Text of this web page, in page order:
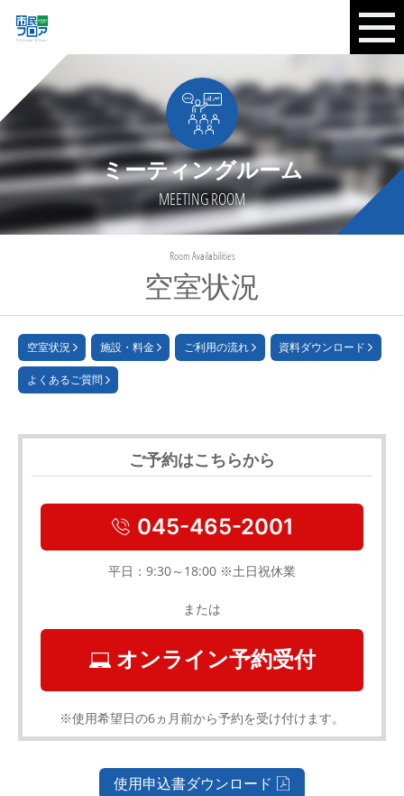
ミーティングルーム
MEETING ROOM
空室状況
Room Availabilities
空室状況 施設・料金 ご利用の流れ 資料ダウンロード
よくあるご質問
ご予約はこちらから
045-465-2001
平日：9:30～18:00 ※土日祝休業
または
オンライン予約受付
※使用希望日の6ヵ月前から予約を受け付けます。
使用申込書ダウンロード